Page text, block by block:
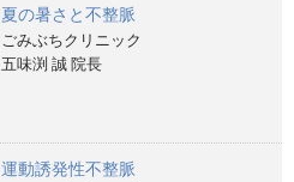
夏の暑さと不整脈
ごみぶちクリニック
五味渕 誠 院長
運動誘発性不整脈